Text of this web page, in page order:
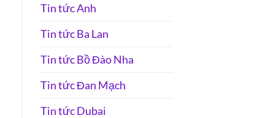
Tin tức Anh
Tin tức Ba Lan
Tin tức Bồ Đào Nha
Tin tức Đan Mạch
Tin tức Dubai